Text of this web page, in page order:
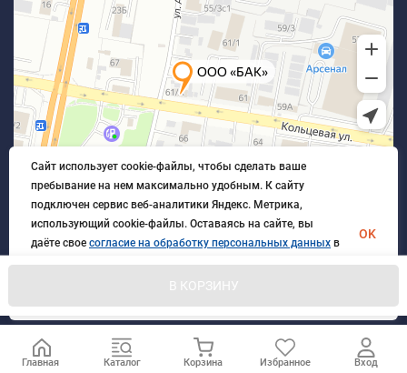
В КОРЗИНУ
© 2026 БлагАвтоКомплект. Все права защищены
Главная Каталог Корзина Избранное Вход
Сайт использует cookie-файлы, чтобы сделать ваше
пребывание на нем максимально удобным. К cайту
подключен сервис веб-аналитики Яндекс. Метрика,
использующий cookie-файлы. Оставаясь на сайте, вы
даёте свое согласие на обработку персональных данных в
порядке, указанном вПолитике обработки персональных
OK